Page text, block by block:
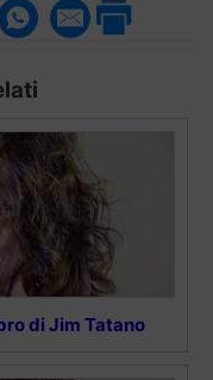
di Jim Tatano